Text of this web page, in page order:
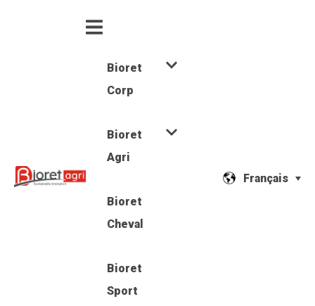
Bioret
Corp
Bioret
Agri
Bioret
Cheval
Bioret
Sport
Français